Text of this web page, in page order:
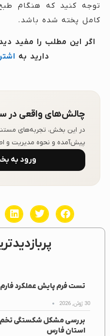
توجه کنید که هنگام
کامل پخته شده باشد.
اگر این مطلب را مفید
دارید به
چالش‌های واقعی در
در این بخش، تجربه‌های
پیش‌آمده و نحوه مدیریت و
ورود به
تست فرم پایش عملکرد فارم
30 ژوئن, 2026
استان فارس